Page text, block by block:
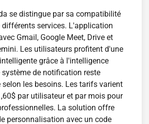
se distingue par sa compatibilité
différents services. L'application
Gmail, Google Meet, Drive et
Les utilisateurs profitent d'une
grâce à l'intelligence
de notification reste
selon les besoins. Les tarifs varient
par utilisateur et par mois pour
La solution offre
personnalisation avec un code